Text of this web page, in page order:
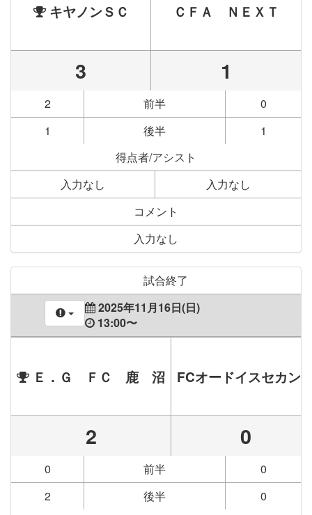
キヤノンＳＣ ＣＦＡ ＮＥＸＴ
3 1
2 前半
0
1
後半
1
得点者/アシスト
入力なし
入力なし
コメント
入力なし
試合終了
2025年11月16日(日)
13:00〜
Ｅ．Ｇ ＦＣ 鹿 沼 FCオードイスセカン
2 0
0 前半
0
2
後半
0